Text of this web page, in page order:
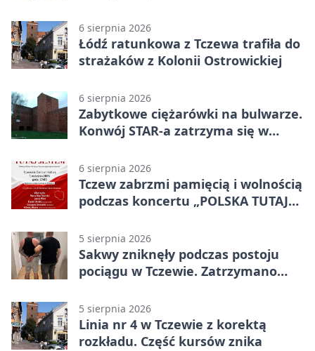
6 sierpnia 2026
Łódź ratunkowa z Tczewa trafiła do
strażaków z Kolonii Ostrowickiej
6 sierpnia 2026
Zabytkowe ciężarówki na bulwarze.
Konwój STAR-a zatrzyma się w
6 sierpnia 2026
Tczew zabrzmi pamięcią i wolnością
podczas koncertu „POLSKA TUTAJ
5 sierpnia 2026
Sakwy zniknęły podczas postoju
pociągu w Tczewie. Zatrzymano
5 sierpnia 2026
Linia nr 4 w Tczewie z korektą
rozkładu. Część kursów znika